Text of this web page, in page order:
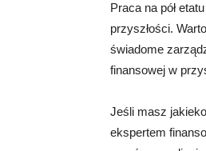
Praca na pół
przyszłości.
świadome
finansowej w
Jeśli masz
ekspertem